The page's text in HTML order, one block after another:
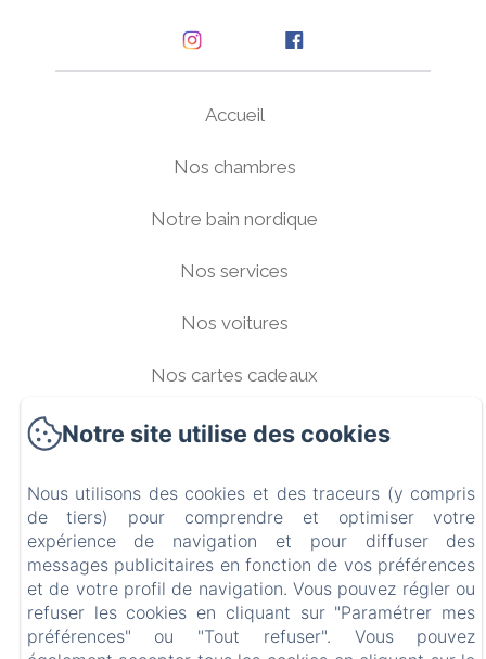
Accueil
Nos chambres
Notre bain nordique
Nos services
Nos voitures
Nos cartes cadeaux
Galerie photos
Contact
Créé par Amenitiz
Notre site utilise des cookies
Nous utilisons des cookies et des traceurs (y compris
de tiers) pour comprendre et optimiser votre
expérience de navigation et pour diffuser des
messages publicitaires en fonction de vos préférences
et de votre profil de navigation. Vous pouvez régler ou
refuser les cookies en cliquant sur "Paramétrer mes
préférences" ou "Tout refuser". Vous pouvez